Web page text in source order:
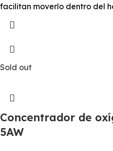
facilitan moverlo dentro del
Sold out
Concentrador de
5AW